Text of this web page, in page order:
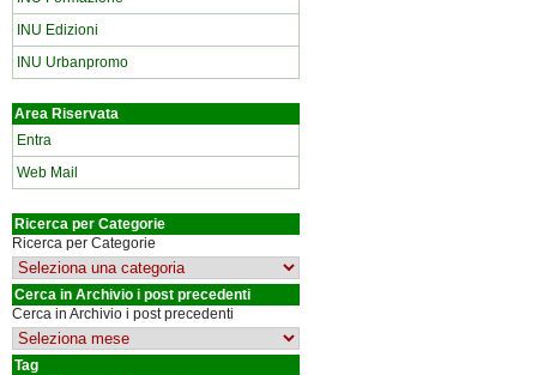
INU Edizioni
INU Urbanpromo
Area Riservata
Entra
Web Mail
Ricerca per Categorie
Ricerca per Categorie
Cerca in Archivio i post precedenti
Cerca in Archivio i post precedenti
Tag